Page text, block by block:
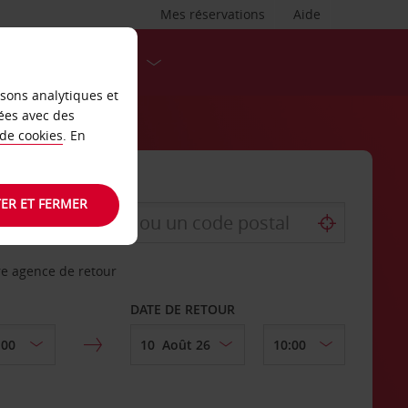
Aide
Mes réservations
agence de retour
DATE DE RETOUR
analytiques et
avec des
cookies. En
ET FERMER